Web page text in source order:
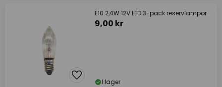
E10 2,4W 12V LED 3-pack reservlampor
9,00 kr
I lager